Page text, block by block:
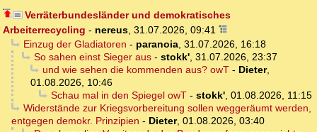
Verräterbundesländer und demokratisches
Arbeiterrecycling - nereus, 31.07.2026, 09:41
Einzug der Gladiatoren - paranoia, 31.07.2026, 16:18
So sahen einst Sieger aus- stokk', 31.07.2026, 23:37
und wie sehen die kommenden aus? owT- Dieter,
01.08.2026, 10:46
Schau mal in den Spiegel owT- stokk', 01.08.2026, 11:15
Widerstände zur Kriegsvorbereitung sollen weggeräumt werden,
entgegen demokr. Prinzipien - Dieter, 01.08.2026, 03:40